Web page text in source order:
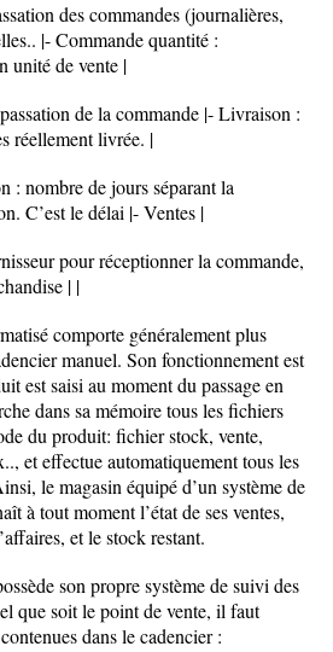
des commandes (journalières,
|- Commande quantité :
unité de vente |
de la commande |- Livraison :
réellement livrée. |
: nombre de jours séparant la
C’est le délai |- Ventes |
pour réceptionner la commande,
| |
comporte généralement plus
manuel. Son fonctionnement est
est saisi au moment du passage en
dans sa mémoire tous les fichiers
du produit: fichier stock, vente,
et effectue automatiquement tous les
le magasin équipé d’un système de
à tout moment l’état de ses ventes,
et le stock restant.
son propre système de suivi des
que soit le point de vente, il faut
dans le cadencier :